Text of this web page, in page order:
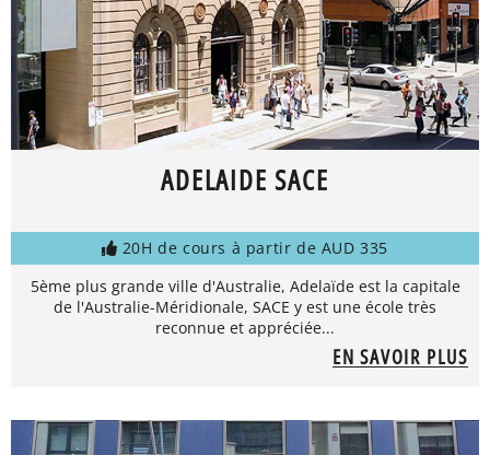
ADELAIDE SACE
20H de cours à partir de AUD 335
5ème plus grande ville d'Australie, Adelaïde est la capitale
de l'Australie-Méridionale, SACE y est une école très
reconnue et appréciée...
EN SAVOIR PLUS